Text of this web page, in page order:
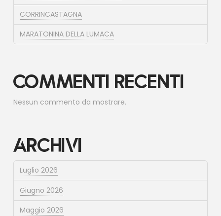
CORRINCASTAGNA
MARATONINA DELLA LUMACA
Commenti recenti
Nessun commento da mostrare.
Archivi
Luglio 2026
Giugno 2026
Maggio 2026